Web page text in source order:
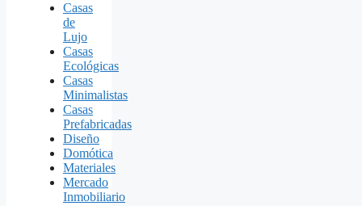
Casas
de
Lujo
Casas
Ecológicas
Casas
Minimalistas
Casas
Prefabricadas
Diseño
Domótica
Materiales
Mercado
Inmobiliario